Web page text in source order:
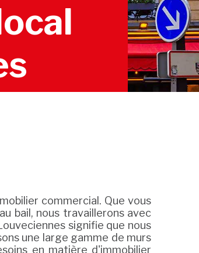
commercial. Que vous
bail, nous travaillerons avec
signifie que nous
une large gamme de murs
en matière d'immobilier